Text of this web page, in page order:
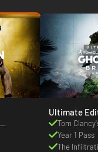
Ultimate
Tom
Breakpoint
Year 1 Pass
The